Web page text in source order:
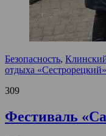
Безопасность,
отдыха «Сестрорецкий»
309
Фестиваль